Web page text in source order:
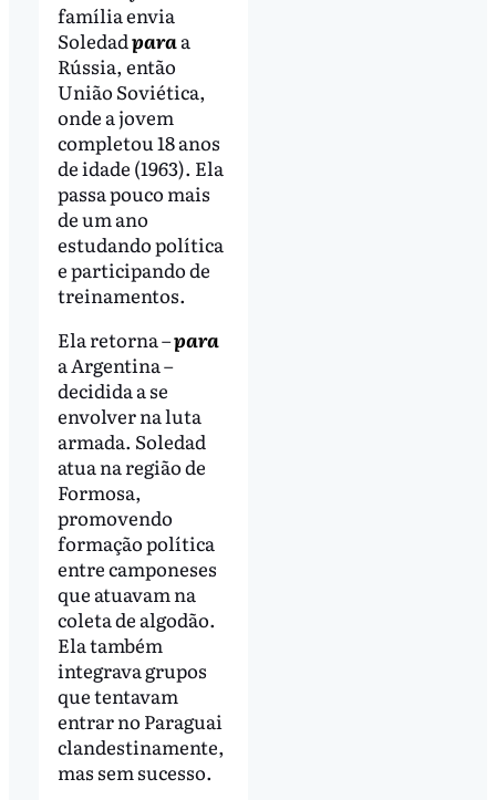
família envia
Soledadparaa
Rússia, então
União Soviética,
onde a jovem
completou 18 anos
de idade (1963). Ela
passa pouco mais
de um ano
estudando política
e participando de
treinamentos.
Ela retorna –para
a Argentina –
decidida a se
envolver na luta
armada. Soledad
atua na região de
Formosa,
promovendo
formação política
entre camponeses
que atuavam na
coleta de algodão.
Ela também
integrava grupos
que tentavam
entrar no Paraguai
clandestinamente,
mas sem sucesso.